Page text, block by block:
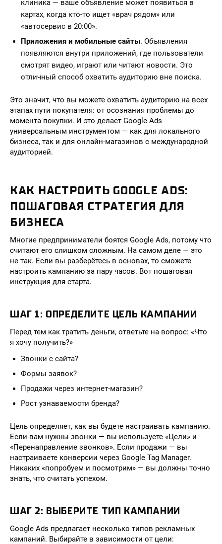
клиника — ваше объявление может появиться в
картах, когда кто-то ищет «врач рядом» или
«автосервис в 20:00».
Приложения и мобильные сайты. Объявления
появляются внутри приложений, где пользователи
смотрят видео, играют или читают новости. Это
отличный способ охватить аудиторию вне поиска.
Это значит, что вы можете охватить аудиторию на всех
этапах пути покупателя: от осознания проблемы до
момента покупки. И это делает Google Ads
универсальным инструментом — как для локального
бизнеса, так и для онлайн-магазинов с международной
аудиторией.
КАК НАСТРОИТЬ GOOGLE ADS:
ПОШАГОВАЯ СТРАТЕГИЯ ДЛЯ
БИЗНЕСА
Многие предприниматели боятся Google Ads, потому что
считают его слишком сложным. На самом деле — это
не так. Если вы разберётесь в основах, то сможете
настроить кампанию за пару часов. Вот пошаговая
инструкция для старта.
ШАГ 1: ОПРЕДЕЛИТЕ ЦЕЛЬ КАМПАНИИ
Перед тем как тратить деньги, ответьте на вопрос: «Что
я хочу получить?»
Звонки с сайта?
Формы заявок?
Продажи через интернет-магазин?
Рост узнаваемости бренда?
Цель определяет, как вы будете настраивать кампанию.
Если вам нужны звонки — вы используете «Цели» и
«Перенаправление звонков». Если продажи — вы
настраиваете конверсии через Google Tag Manager.
Никаких «попробуем и посмотрим» — вы должны точно
знать, что считать успехом.
ШАГ 2: ВЫБЕРИТЕ ТИП КАМПАНИИ
Google Ads предлагает несколько типов рекламных
кампаний. Выбирайте в зависимости от цели: